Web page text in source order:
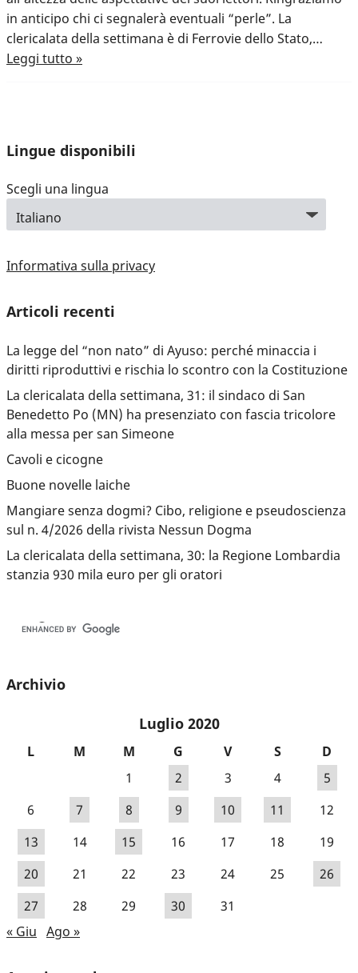
in anticipo chi ci segnalerà eventuali “perle”. La
clericalata della settimana è di Ferrovie dello Stato,…
Leggi tutto »
Lingue disponibili
Scegli una lingua
Informativa sulla privacy
Articoli recenti
La legge del “non nato” di Ayuso: perché minaccia i
diritti riproduttivi e rischia lo scontro con la Costituzione
La clericalata della settimana, 31: il sindaco di San
Benedetto Po (MN) ha presenziato con fascia tricolore
alla messa per san Simeone
Cavoli e cicogne
Buone novelle laiche
Mangiare senza dogmi? Cibo, religione e pseudoscienza
sul n. 4/2026 della rivista Nessun Dogma
La clericalata della settimana, 30: la Regione Lombardia
stanzia 930 mila euro per gli oratori
Archivio
Luglio 2020
L M M G V S
D
1
2 3 4
5
6
7 8 9 10 11
12
13
14 15 16 17 18
19
20
21 22 23 24 25
26
27
28 29 30
31
« Giu Ago »